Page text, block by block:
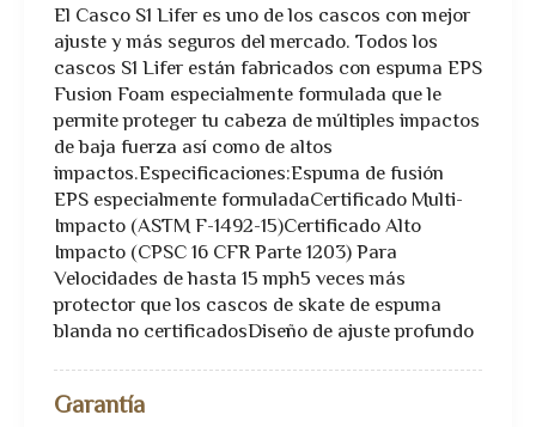
El Casco S1 Lifer es uno de los cascos con mejor
ajuste y más seguros del mercado. Todos los
cascos S1 Lifer están fabricados con espuma EPS
Fusion Foam especialmente formulada que le
permite proteger tu cabeza de múltiples impactos
de baja fuerza así como de altos
impactos.Especificaciones:Espuma de fusión
EPS especialmente formuladaCertificado Multi-
Impacto (ASTM F-1492-15)Certificado Alto
Impacto (CPSC 16 CFR Parte 1203) Para
Velocidades de hasta 15 mph5 veces más
protector que los cascos de skate de espuma
blanda no certificadosDiseño de ajuste profundo
Garantía